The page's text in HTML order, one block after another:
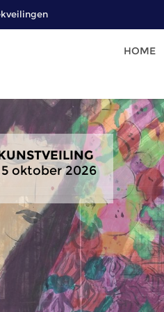
HOME
15 juni 2026